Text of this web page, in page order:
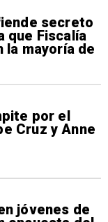
secreto
que Fiscalía
la mayoría de
por el
Cruz y Anne
jóvenes de